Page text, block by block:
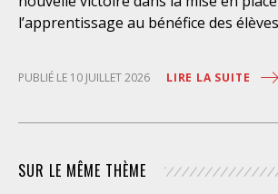
l’apprentissage au bénéfice des
discrimination géographique ou
situation actuelle très précaire de bons
plus grande égalité d’accès à la
PUBLIÉ LE 10 JUILLET 2026 LIRE LA SUITE
SUR LE MÊME THÈME